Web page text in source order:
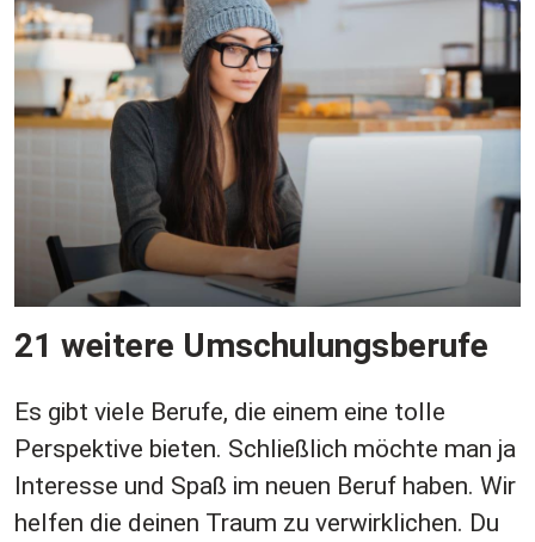
21 weitere Umschulungsberufe
Es gibt viele Berufe, die einem eine tolle
Perspektive bieten. Schließlich möchte man ja
Interesse und Spaß im neuen Beruf haben. Wir
helfen die deinen Traum zu verwirklichen. Du